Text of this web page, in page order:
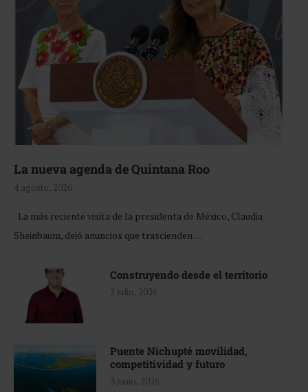
La nueva agenda de Quintana Roo
4 agosto, 2026
La más reciente visita de la presidenta de México, Claudia
Sheinbaum, dejó anuncios que trascienden …
Construyendo desde el territorio
2 julio, 2026
Puente Nichupté movilidad,
competitividad y futuro
3 junio, 2026